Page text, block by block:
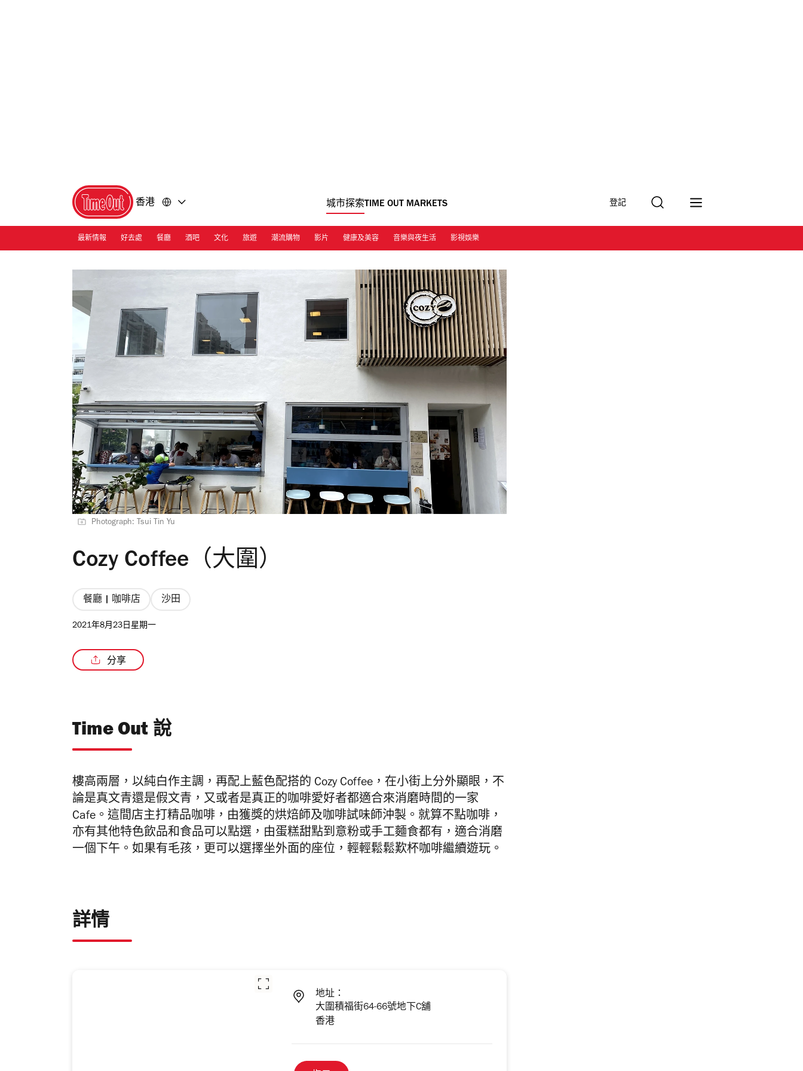
香港 城市探索TIME OUT MARKETS 登記
最新情報 好去處 餐廳 酒吧 文化 旅遊 潮流購物 影片 健康及美容 音樂與夜生活 影視娛樂
Photograph: Tsui Tin Yu
Cozy Coffee（大圍）
餐廳 | 咖啡店 沙田
2021年8月23日星期一
分享
Time Out 說
樓高兩層，以純白作主調，再配上藍色配搭的 Cozy Coffee，在小街上分外顯眼，不
論是真文青還是假文青，又或者是真正的咖啡愛好者都適合來消磨時間的一家
Cafe。這間店主打精品咖啡，由獲獎的烘焙師及咖啡試味師沖製。就算不點咖啡，
亦有其他特色飲品和食品可以點選，由蛋糕甜點到意粉或手工麵食都有，適合消磨
一個下午。如果有毛孩，更可以選擇坐外面的座位，輕輕鬆鬆歎杯咖啡繼續遊玩。
詳情
地址：
大圍積福街64-66號地下C舖
香港